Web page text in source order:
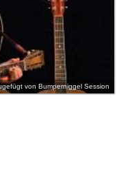
von Bumperniggel Session